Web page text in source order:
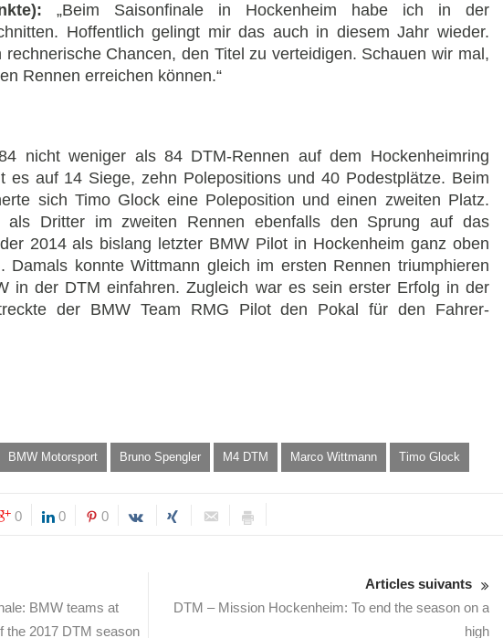
„Beim Saisonfinale in Hockenheim habe ich in der
Hoffentlich gelingt mir das auch in diesem Jahr wieder.
Chancen, den Titel zu verteidigen. Schauen wir mal,
Rennen erreichen können.“
nicht weniger als 84 DTM-Rennen auf dem Hockenheimring
es auf 14 Siege, zehn Polepositions und 40 Podestplätze. Beim
sich Timo Glock eine Poleposition und einen zweiten Platz.
als Dritter im zweiten Rennen ebenfalls den Sprung auf das
2014 als bislang letzter BMW Pilot in Hockenheim ganz oben
Damals konnte Wittmann gleich im ersten Rennen triumphieren
in der DTM einfahren. Zugleich war es sein erster Erfolg in der
der BMW Team RMG Pilot den Pokal für den Fahrer-
BMW Motorsport Bruno Spengler M4 DTM Marco Wittmann Timo Glock
0 0 0
BMW teams at
the 2017 DTM season
Articles suivants
DTM – Mission Hockenheim: To end the season on a
high